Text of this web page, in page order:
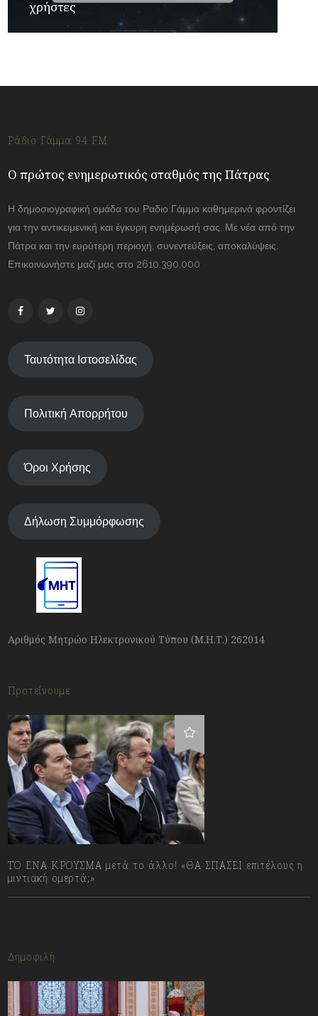
χρήστες
Ράδιο Γάμμα 94 FM
Ο πρώτος ενημερωτικός σταθμός της Πάτρας
Η δημοσιογραφική ομάδα του Ραδιο Γάμμα καθημερινά φροντίζει
για την αντικειμενική και έγκυρη ενημέρωσή σας. Με νέα από την
Πάτρα και την ευρύτερη περιοχή, συνεντεύξεις, αποκαλύψεις.
Επικοινωνήστε μαζί μας στο 2610.390.000
Ταυτότητα Ιστοσελίδας
Πολιτική Απορρήτου
Όροι Χρήσης
Δήλωση Συμμόρφωσης
Αριθμός Μητρώο Ηλεκτρονικού Τύπου (Μ.Η.Τ.) 262014
Προτείνουμε
ΤΟ ΕΝΑ ΚΡΟΥΣΜΑ μετά το άλλο! «ΘΑ ΣΠΑΣΕΙ επιτέλους η
μιντιακή ομερτά;»
Δημοφιλή